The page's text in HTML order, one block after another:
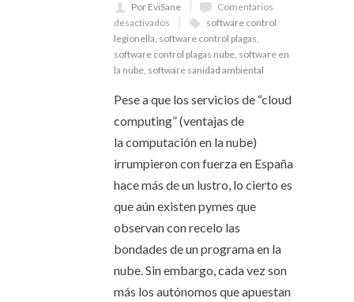
Por EviSane
Comentarios
desactivados
software control
legionella, software control plagas,
software control plagas nube, software en
la nube, software sanidad ambiental
Pese a que los servicios de “cloud
computing” (ventajas de
la computación en la nube)
irrumpieron con fuerza en España
hace más de un lustro, lo cierto es
que aún existen pymes que
observan con recelo las
bondades de un programa en la
nube. Sin embargo, cada vez son
más los autónomos que apuestan